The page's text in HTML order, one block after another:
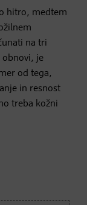
hitro, medtem
na tri
obnovi, je
od tega,
in resnost
treba kožni